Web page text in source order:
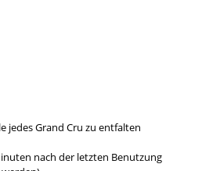
jedes Grand Cru zu entfalten
nach der letzten Benutzung